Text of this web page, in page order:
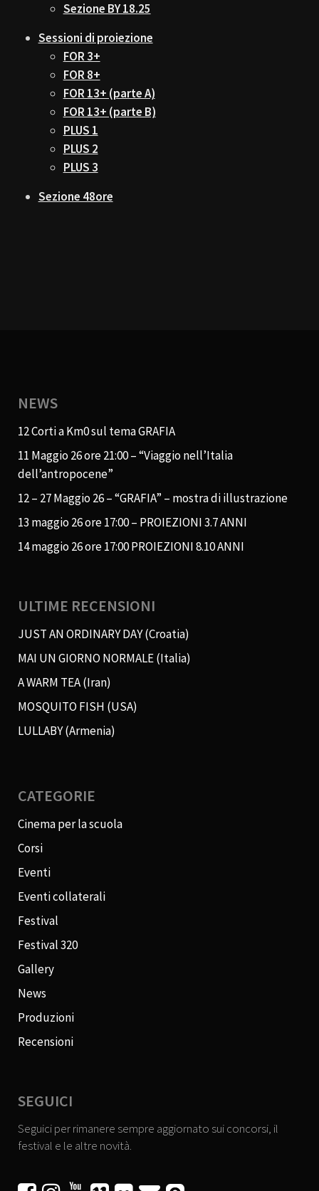
Sezione BY 18.25
Sessioni di proiezione
FOR 3+
FOR 8+
FOR 13+ (parte A)
FOR 13+ (parte B)
PLUS 1
PLUS 2
PLUS 3
Sezione 48ore
NEWS
12 Corti a Km0 sul tema GRAFIA
11 Maggio 26 ore 21:00 – “Viaggio nell’Italia
dell’antropocene”
12 – 27 Maggio 26 – “GRAFIA” – mostra di illustrazione
13 maggio 26 ore 17:00 – PROIEZIONI 3.7 ANNI
14 maggio 26 ore 17:00 PROIEZIONI 8.10 ANNI
ULTIME RECENSIONI
JUST AN ORDINARY DAY (Croatia)
MAI UN GIORNO NORMALE (Italia)
A WARM TEA (Iran)
MOSQUITO FISH (USA)
LULLABY (Armenia)
CATEGORIE
Cinema per la scuola
Corsi
Eventi
Eventi collaterali
Festival
Festival 320
Gallery
News
Produzioni
Recensioni
SEGUICI
Seguici per rimanere sempre aggiornato sui concorsi, il
festival e le altre novità.